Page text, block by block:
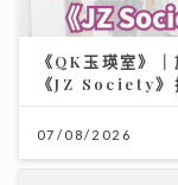
《QK玉瑛室》
《JZ Society》
07/08/2026